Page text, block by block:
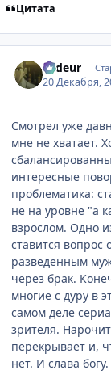
Цитата
Ardeur
20 Декабря,
Смотрел уже
мне не хватает.
интересные
проблематика:
не на уровне "а
взрослом. Одно
ставится
разведенным
через брак.
многие с дуру в
самом деле
зрителя.
перекрывает и,
нет. И слава богу.